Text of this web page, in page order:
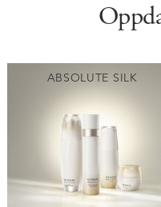
ABSOLUTE SILK